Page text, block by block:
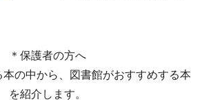
＊保護者の方へ
の中から、図書館がおすすめする本
を紹介します。